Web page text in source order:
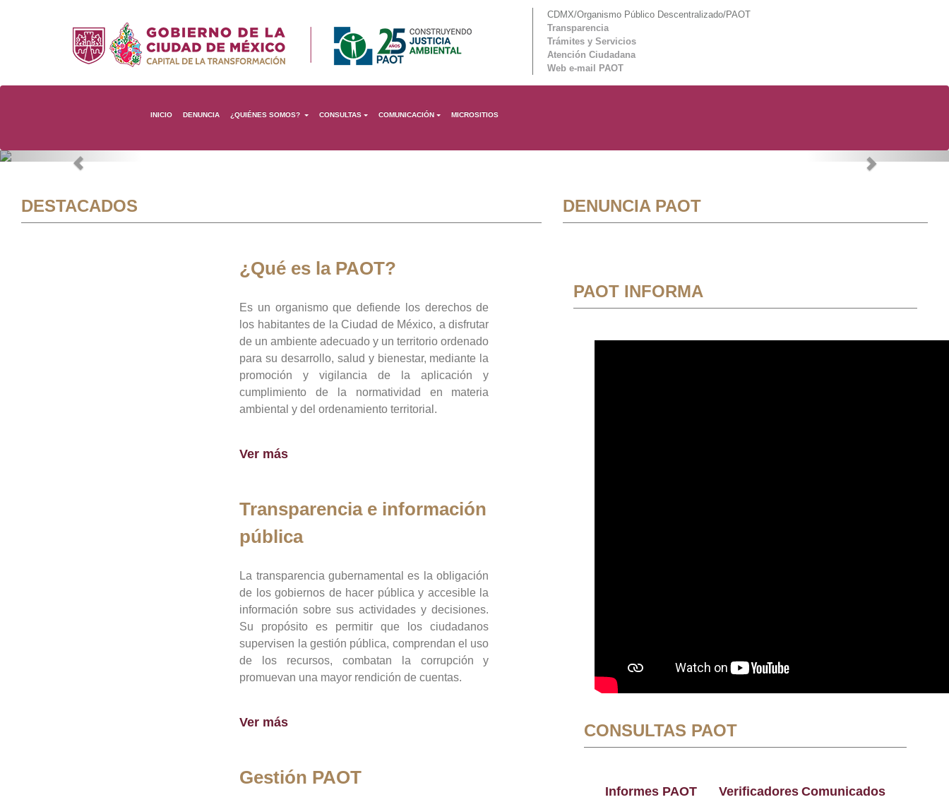
CDMX/Organismo Público Descentralizado/PAOT
Transparencia
Trámites y Servicios
Atención Ciudadana
Web e-mail PAOT
INICIO DENUNCIA ¿QUIÉNES SOMOS? CONSULTAS COMUNICACIÓN MICROSITIOS
Previous Next
DESTACADOS
¿Qué es la PAOT?
Es un organismo que defiende los derechos de
los habitantes de la Ciudad de México, a disfrutar
de un ambiente adecuado y un territorio ordenado
para su desarrollo, salud y bienestar, mediante la
promoción y vigilancia de la aplicación y
cumplimiento de la normatividad en materia
ambiental y del ordenamiento territorial.
Ver más
Transparencia e información
pública
La transparencia gubernamental es la obligación
de los gobiernos de hacer pública y accesible la
información sobre sus actividades y decisiones.
Su propósito es permitir que los ciudadanos
supervisen la gestión pública, comprendan el uso
de los recursos, combatan la corrupción y
promuevan una mayor rendición de cuentas.
Ver más
Gestión PAOT
DENUNCIA PAOT
PAOT INFORMA
CONSULTAS PAOT
Informes PAOT
Verificadores Comunicados